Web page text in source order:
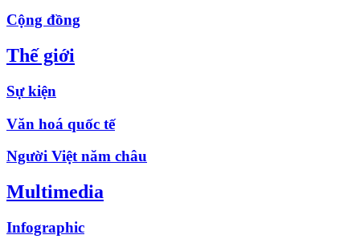
Cộng đồng
Thế giới
Sự kiện
Văn hoá quốc tế
Người Việt năm châu
Multimedia
Infographic